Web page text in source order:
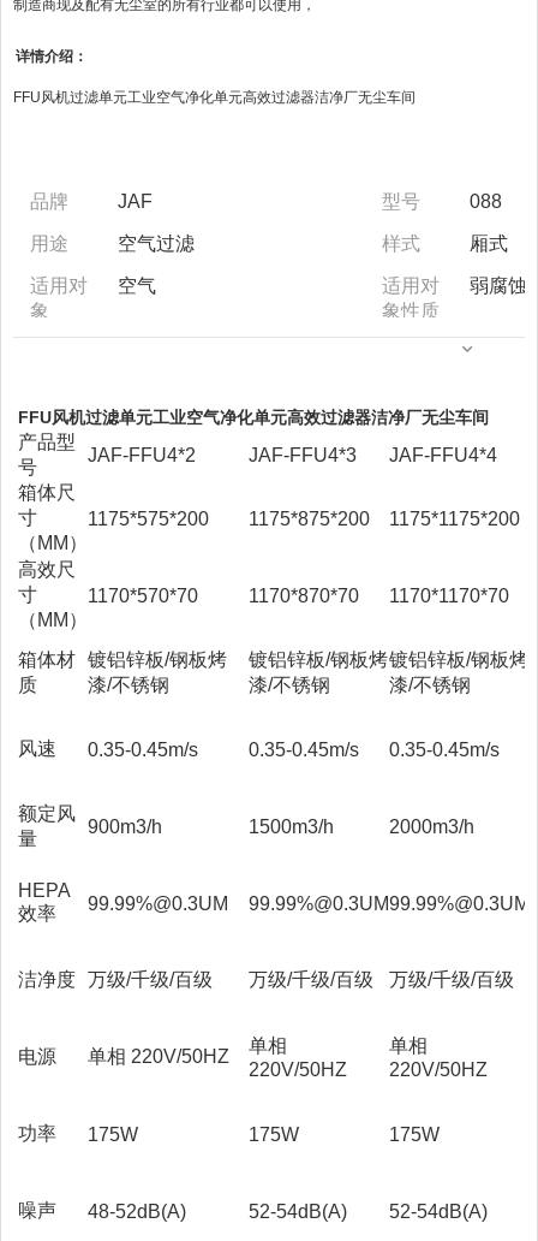
制造商现及配有无尘室的所有行业都可以使用，
详情介绍：
FFU风机过滤单元工业空气净化单元高效过滤器洁净厂无尘车间
品牌 JAF 型号 088
用途 空气过滤 样式 厢式
适用对
象
空气
适用对
象性质
弱腐蚀
不锈钢
有效过
滤面积
0.7（m2）
外形尺
寸
规格
高效尺寸：1170*570*70,箱
尺寸：1175*1175*305 高效
FFU风机过滤单元工业空气净化单元高效过滤器洁净厂无尘车间
产品型
号
JAF-FFU4*2 JAF-FFU4*3
JAF-FFU4*4
箱体尺
寸
（MM）
1175*575*200 1175*875*200 1175*1175*200
高效尺
寸
（MM）
1170*570*70 1170*870*70 1170*1170*70
箱体材
质
镀铝锌板/钢板烤
漆/不锈钢
镀铝锌板/钢板烤
漆/不锈钢
镀铝锌板/钢板烤
漆/不锈钢
风速 0.35-0.45m/s 0.35-0.45m/s 0.35-0.45m/s
额定风
量
900m3/h 1500m3/h 2000m3/h
HEPA
效率
99.99%@0.3UM 99.99%@0.3UM99.99%@0.3UM
洁净度 万级/千级/百级 万级/千级/百级 万级/千级/百级
电源 单相 220V/50HZ
单相
220V/50HZ
单相
220V/50HZ
功率 175W 175W 175W
噪声 48-52dB(A) 52-54dB(A) 52-54dB(A)